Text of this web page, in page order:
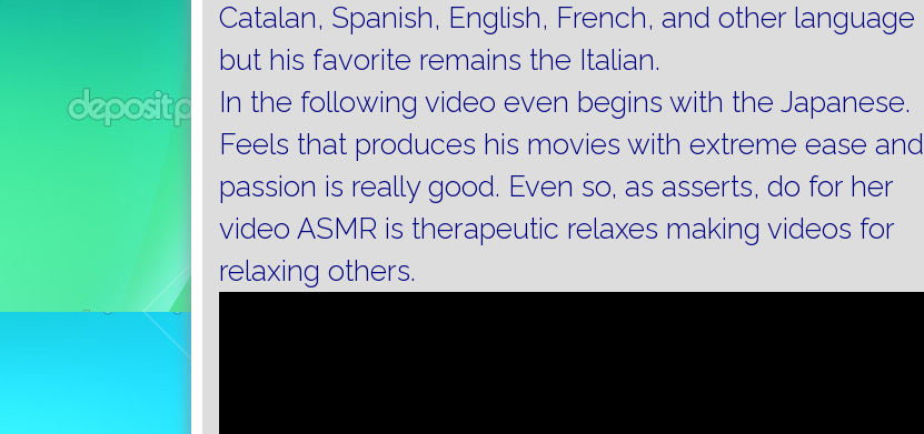
Catalan, Spanish, English, French, and other language
but his favorite remains the Italian.
In the following video even begins with the Japanese.
Feels that produces his movies with extreme ease and
passion is really good. Even so, as asserts, do for her
video ASMR is therapeutic relaxes making videos for
relaxing others.